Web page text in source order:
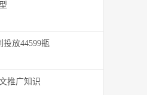
放44599瓶
推广知识